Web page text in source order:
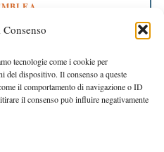
tecnologie come i cookie per
del dispositivo. Il consenso a queste
il comportamento di navigazione o ID
il consenso può influire negativamente
e 2 milioni
territorio
DIRETTORE
riconoscibili
PRESIDENTE
insieme